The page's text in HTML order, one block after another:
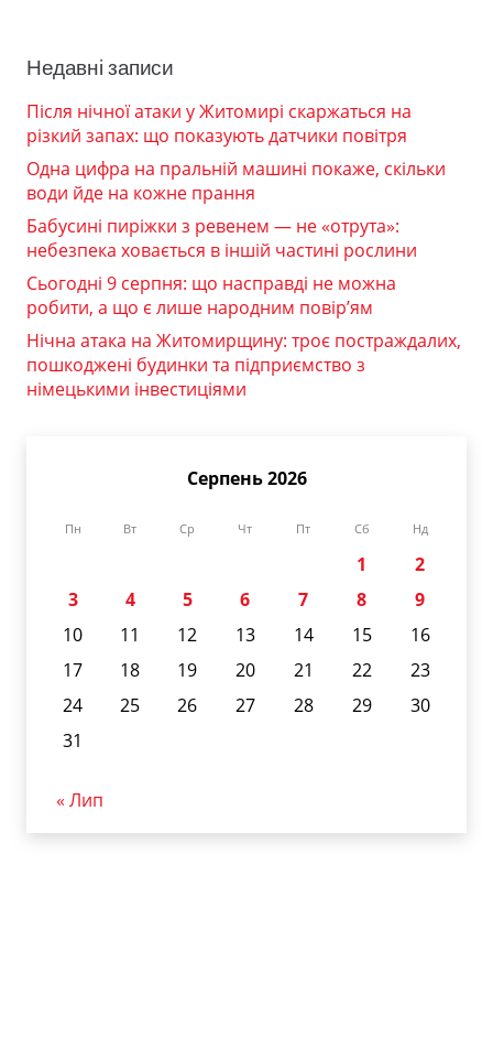
Недавні записи
Після нічної атаки у Житомирі скаржаться на
різкий запах: що показують датчики повітря
Одна цифра на пральній машині покаже, скільки
води йде на кожне прання
Бабусині пиріжки з ревенем — не «отрута»:
небезпека ховається в іншій частині рослини
Сьогодні 9 серпня: що насправді не можна
робити, а що є лише народним повір’ям
Нічна атака на Житомирщину: троє постраждалих,
пошкоджені будинки та підприємство з
німецькими інвестиціями
Серпень 2026
Пн Вт Ср Чт Пт Сб Нд
1
2
3
4 5 6 7 8
9
10
11 12 13 14 15
16
17
18 19 20 21 22
23
24
25 26 27 28 29
30
31
« Лип